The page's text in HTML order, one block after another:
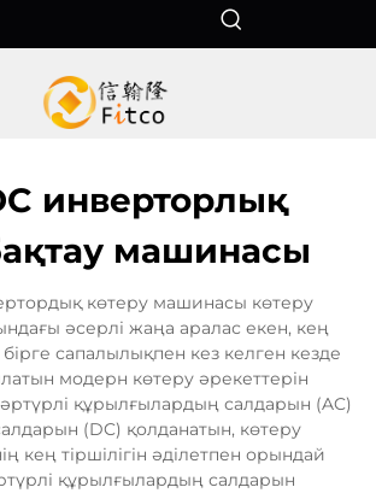
инверторлық
машинасы
көтеру машинасы көтеру
әсерлі жаңа аралас екен, кең
сапалылықпен кез келген кезде
модерн көтеру әрекеттерін
әртүрлі құрылғылардың салдарын (AC)
(DC) қолданатын, көтеру
кең тіршілігін әділетпен орындай
құрылғылардың салдарын